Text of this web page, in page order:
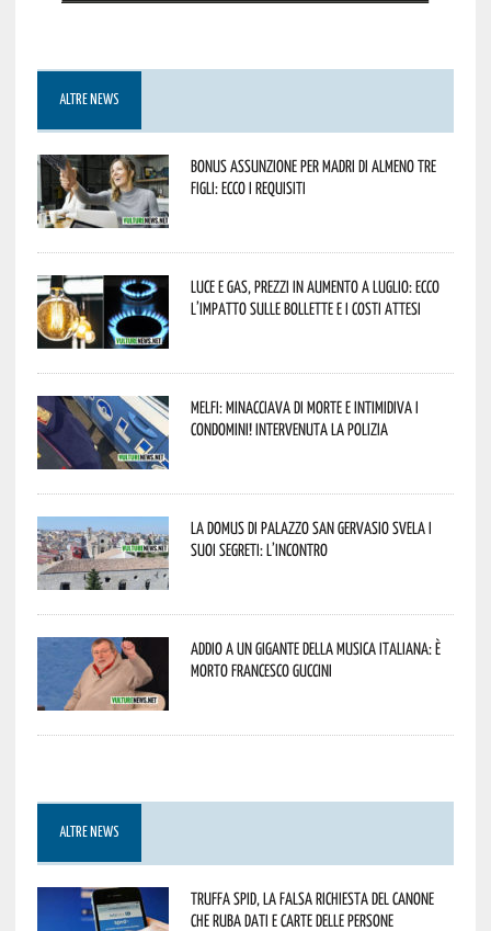
ALTRE NEWS
Bonus assunzione per madri di almeno tre
figli: ecco i requisiti
Luce e gas, prezzi in aumento a luglio: ecco
l’impatto sulle bollette e i costi attesi
Melfi: minacciava di morte e intimidiva i
condomini! Intervenuta la Polizia
La Domus di Palazzo San Gervasio svela i
suoi segreti: l’incontro
Addio a un gigante della musica italiana: è
morto Francesco Guccini
ALTRE NEWS
Truffa Spid, la falsa richiesta del canone
che ruba dati e carte delle persone